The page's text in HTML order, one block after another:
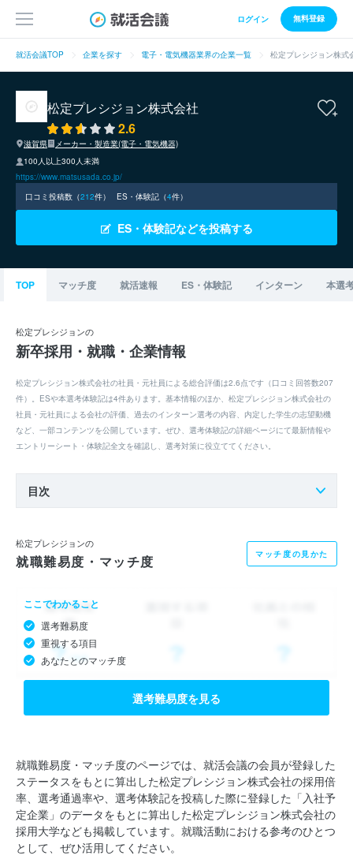
ログイン 無料登録
就活会議TOP 企業を探す 電子・電気機器業界の企業一覧 松定プレシジョン株式
松定プレシジョン株式会社
2.6
滋賀県
メーカー・製造業(電子・電気機器)
100人以上300人未満
https://www.matsusada.co.jp/
口コミ投稿数（212件） ES・体験記（4件）
ES・体験記などを投稿する
TOP マッチ度 就活速報 ES・体験記 インターン 本選
松定プレシジョンの
新卒採用・就職・企業情報
松定プレシジョン株式会社の社員・元社員による総合評価は2.6点です（口コミ回答数207
件）。ESや本選考体験記は4件あります。基本情報のほか、松定プレシジョン株式会社の
社員・元社員による会社の評価、過去のインターン選考の内容、内定した学生の志望動機
など、一部コンテンツを公開しています。ぜひ、選考体験記の詳細ページにて最新情報や
エントリーシート・体験記全文を確認し、選考対策に役立ててください。
目次
松定プレシジョンの
就職難易度・マッチ度 マッチ度の見かた
ここでわかること
選考難易度
重視する項目
あなたとのマッチ度
選考難易度を見る
就職難易度・マッチ度のページでは、就活会議の会員が登録した
ステータスをもとに算出した松定プレシジョン株式会社の採用倍
率、選考通過率や、選考体験記を投稿した際に登録した「入社予
定企業」のデータをもとに算出した松定プレシジョン株式会社の
採用大学なども掲載しています。就職活動における参考のひとつ
として、ぜひ活用してください。